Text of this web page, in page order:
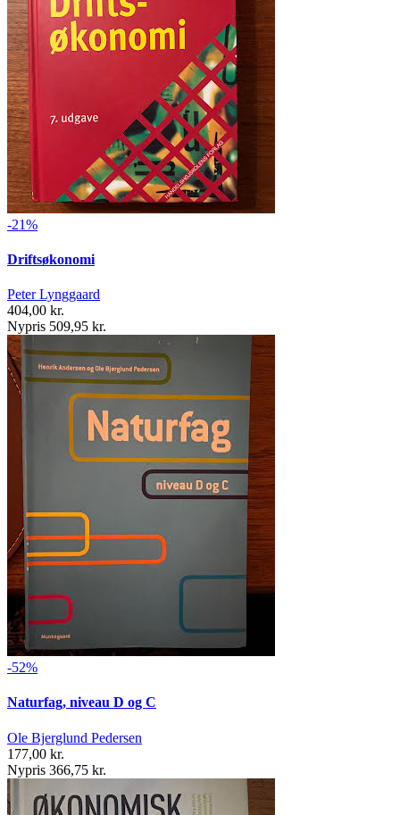
-21%
Driftsøkonomi
Peter Lynggaard
404,00 kr.
Nypris 509,95 kr.
-52%
Naturfag, niveau D og C
Ole Bjerglund Pedersen
177,00 kr.
Nypris 366,75 kr.